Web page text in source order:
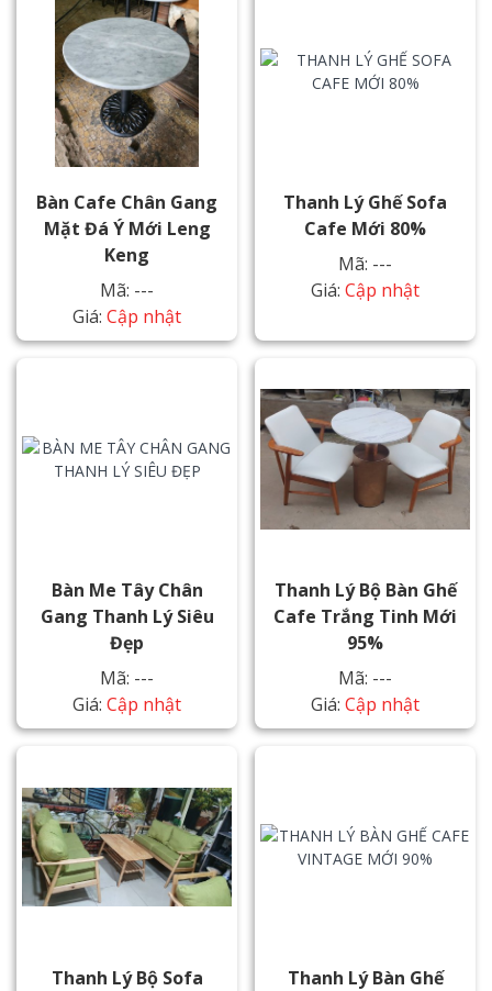
Bàn Cafe Chân Gang
Mặt Đá Ý Mới Leng
Keng
Mã: ---
Giá: Cập nhật
Thanh Lý Ghế Sofa
Cafe Mới 80%
Mã: ---
Giá: Cập nhật
Bàn Me Tây Chân
Gang Thanh Lý Siêu
Đẹp
Mã: ---
Giá: Cập nhật
Thanh Lý Bộ Bàn Ghế
Cafe Trắng Tinh Mới
95%
Mã: ---
Giá: Cập nhật
Thanh Lý Bộ Sofa Thanh Lý Bàn Ghế